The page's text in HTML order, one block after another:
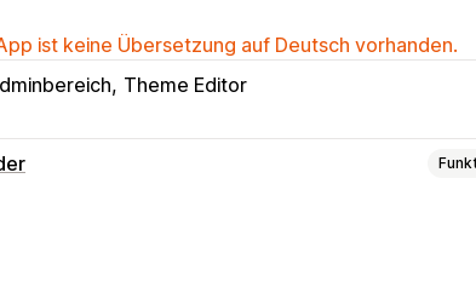
ist keine Übersetzung auf Deutsch vorhanden.
Theme Editor